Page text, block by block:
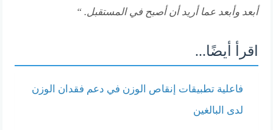
أبعد وأبعد عما أريد أن أصبح في المستقبل. “
اقرأ أيضًا...
فاعلية تطبيقات إنقاص الوزن في دعم فقدان الوزن
لدى البالغين